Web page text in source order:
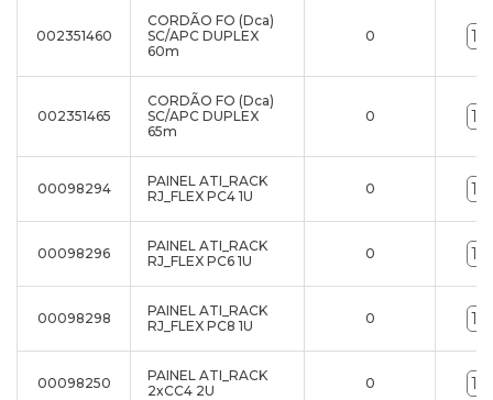
002351460
CORDÃO FO (Dca)
SC/APC DUPLEX
60m
0
002351465
CORDÃO FO (Dca)
SC/APC DUPLEX
65m
0
00098294
PAINEL ATI_RACK
RJ_FLEX PC4 1U
0
00098296
PAINEL ATI_RACK
RJ_FLEX PC6 1U
0
00098298
PAINEL ATI_RACK
RJ_FLEX PC8 1U
0
00098250
PAINEL ATI_RACK
2xCC4 2U
0